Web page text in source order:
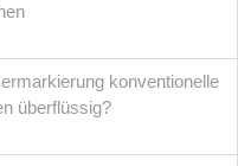
konventionelle
überflüssig?